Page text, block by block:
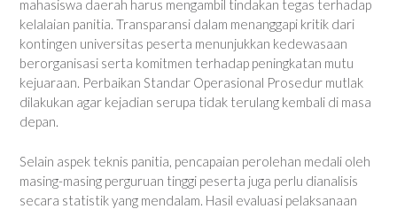
mahasiswa daerah harus mengambil tindakan tegas terhadap
kelalaian panitia. Transparansi dalam menanggapi kritik dari
kontingen universitas peserta menunjukkan kedewasaan
berorganisasi serta komitmen terhadap peningkatan mutu
kejuaraan. Perbaikan Standar Operasional Prosedur mutlak
dilakukan agar kejadian serupa tidak terulang kembali di masa
depan.
Selain aspek teknis panitia, pencapaian perolehan medali oleh
masing-masing perguruan tinggi peserta juga perlu dianalisis
secara statistik yang mendalam. Hasil evaluasi pelaksanaan